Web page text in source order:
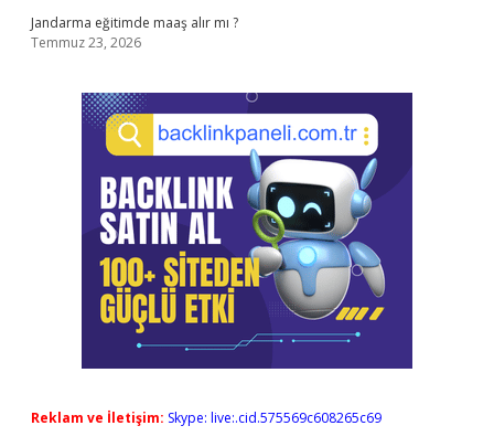
Jandarma eğitimde maaş alır mı ?
Temmuz 23, 2026
Reklam ve İletişim: Skype: live:.cid.575569c608265c69